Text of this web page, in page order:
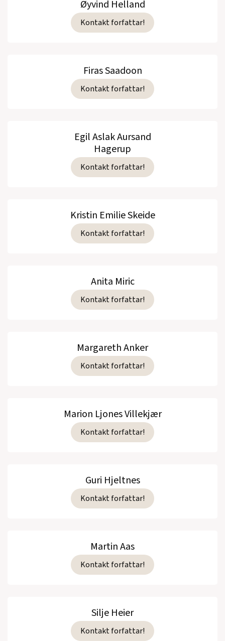
Øyvind Helland
Kontakt forfattar!
Firas Saadoon
Kontakt forfattar!
Egil Aslak Aursand
Hagerup
Kontakt forfattar!
Kristin Emilie Skeide
Kontakt forfattar!
Anita Miric
Kontakt forfattar!
Margareth Anker
Kontakt forfattar!
Marion Ljones Villekjær
Kontakt forfattar!
Guri Hjeltnes
Kontakt forfattar!
Martin Aas
Kontakt forfattar!
Silje Heier
Kontakt forfattar!